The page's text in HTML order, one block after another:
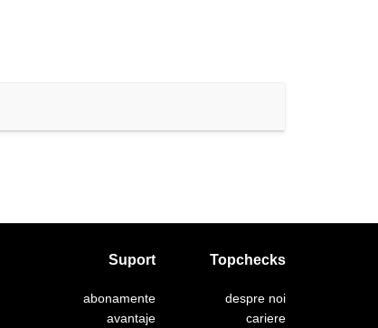
Topchecks
despre noi
cariere
Suport
abonamente
avantaje